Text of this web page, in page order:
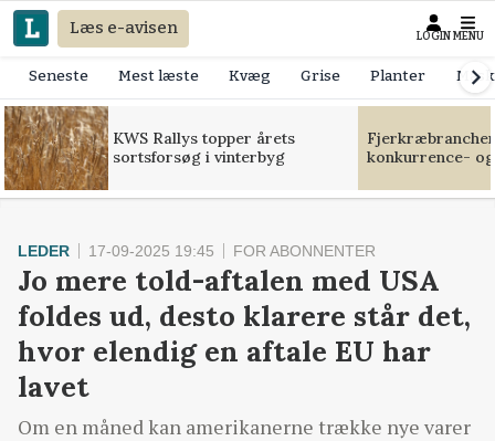
Læs e-avisen LOGIN MENU
Seneste Mest læste Kvæg Grise Planter
KWS Rallys topper årets
sortsforsøg i vinterbyg
konkurrence-
LEDER 17-09-2025 19:45 FOR ABONNENTER
Jo mere told-aftalen med USA
foldes ud, desto klarere står det,
hvor elendig en aftale EU har
lavet
Om en måned kan amerikanerne trække nye varer